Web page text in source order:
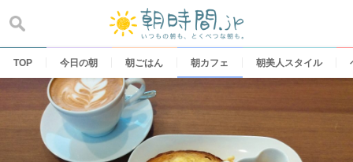
content
TOP 今日の朝 朝ごはん 朝カフェ 朝美人スタイル